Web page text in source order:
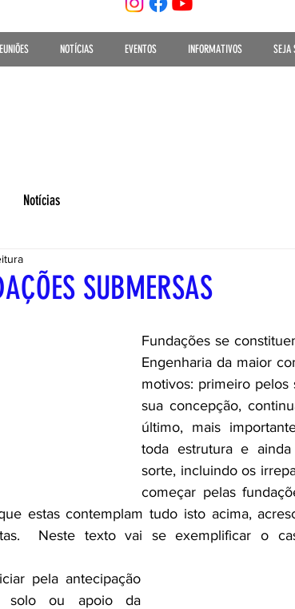
NOTÍCIAS EVENTOS INFORMATIVOS SEJA
Notícias
SUBMERSAS
Fundações se
Engenharia da maior
motivos: primeiro pelos
sua concepção,
último, mais
toda estrutura e
sorte, incluindo os
começar pelas
estas contemplam tudo isto acima,
Neste texto vai se exemplificar o
pela antecipação
solo ou apoio da